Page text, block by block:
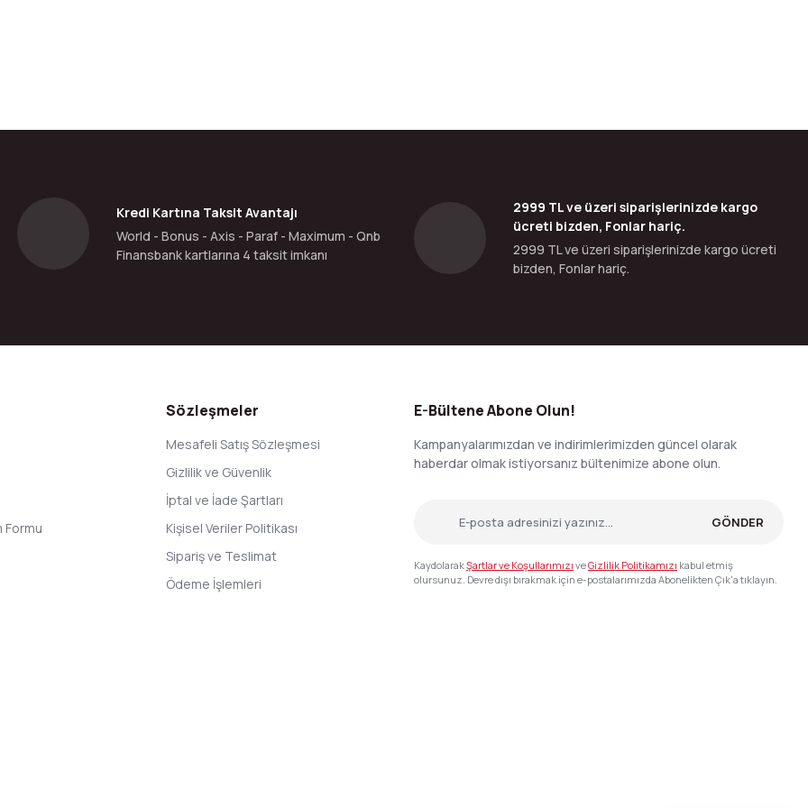
Yorum Yaz
gördüğünüz noktaları öneri formunu kullanarak tarafımıza iletebilirsiniz.
Kredi Kartına Taksit Avantajı
World - Bonus - Axis - Paraf - Maximum - Qnb
Finansbank kartlarına 4 taksit imkanı
2999 TL ve üzeri siparişlerinizde kargo
ücreti bizden, Fonlar hariç.
2999 TL ve üzeri siparişlerinizde kargo ücreti
bizden, Fonlar hariç.
Formu
Sözleşmeler
Mesafeli Satış Sözleşmesi
Gizlilik ve Güvenlik
İptal ve İade Şartları
Kişisel Veriler Politikası
Sipariş ve Teslimat
Ödeme İşlemleri
E-Bültene Abone Olun!
Kampanyalarımızdan ve indirimlerimizden güncel olarak
haberdar olmak istiyorsanız bültenimize abone olun.
GÖNDER
KaydolarakŞartlar ve Koşullarımızı veGizlilik Politikamızı kabul etmiş
olursunuz. Devre dışı bırakmak için e-postalarımızda Abonelikten Çık'a tıklayın.